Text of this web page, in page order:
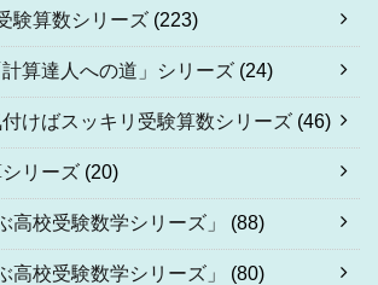
験算数シリーズ (223)
算達人への道」シリーズ (24)
付けばスッキリ受験算数シリーズ (46)
リーズ (20)
高校受験数学シリーズ」 (88)
高校受験数学シリーズ」 (80)